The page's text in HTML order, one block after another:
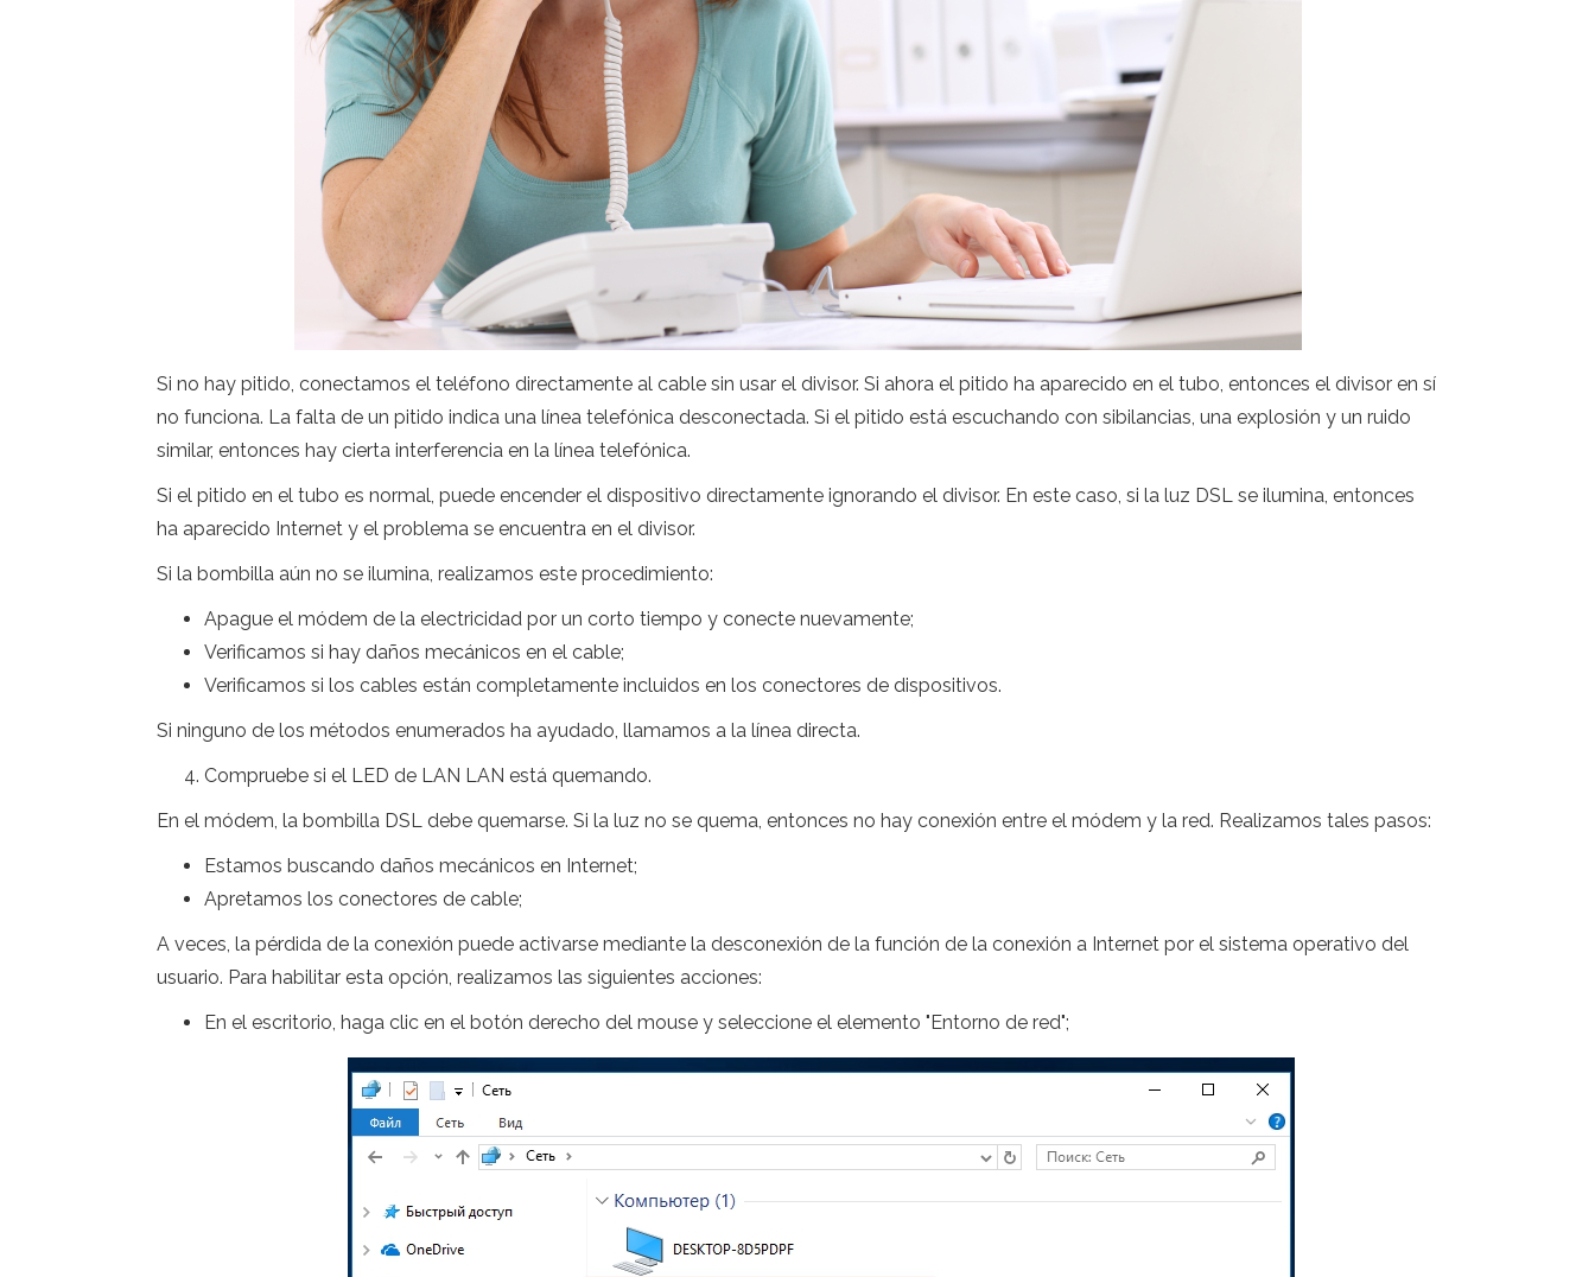
Si no hay pitido, conectamos el teléfono directamente al cable sin usar el divisor. Si ahora el pitido ha aparecido en el tubo, entonces el divisor en sí
no funciona. La falta de un pitido indica una línea telefónica desconectada. Si el pitido está escuchando con sibilancias, una explosión y un ruido
similar, entonces hay cierta interferencia en la línea telefónica.
Si el pitido en el tubo es normal, puede encender el dispositivo directamente ignorando el divisor. En este caso, si la luz DSL se ilumina, entonces
ha aparecido Internet y el problema se encuentra en el divisor.
Si la bombilla aún no se ilumina, realizamos este procedimiento:
Apague el módem de la electricidad por un corto tiempo y conecte nuevamente;
Verificamos si hay daños mecánicos en el cable;
Verificamos si los cables están completamente incluidos en los conectores de dispositivos.
Si ninguno de los métodos enumerados ha ayudado, llamamos a la línea directa.
Compruebe si el LED de LAN LAN está quemando.
En el módem, la bombilla DSL debe quemarse. Si la luz no se quema, entonces no hay conexión entre el módem y la red. Realizamos tales pasos:
Estamos buscando daños mecánicos en Internet;
Apretamos los conectores de cable;
A veces, la pérdida de la conexión puede activarse mediante la desconexión de la función de la conexión a Internet por el sistema operativo del
usuario. Para habilitar esta opción, realizamos las siguientes acciones:
En el escritorio, haga clic en el botón derecho del mouse y seleccione el elemento "Entorno de red";